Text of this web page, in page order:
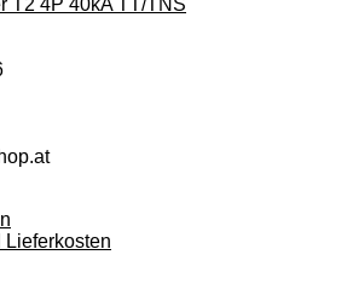
Lieferkosten